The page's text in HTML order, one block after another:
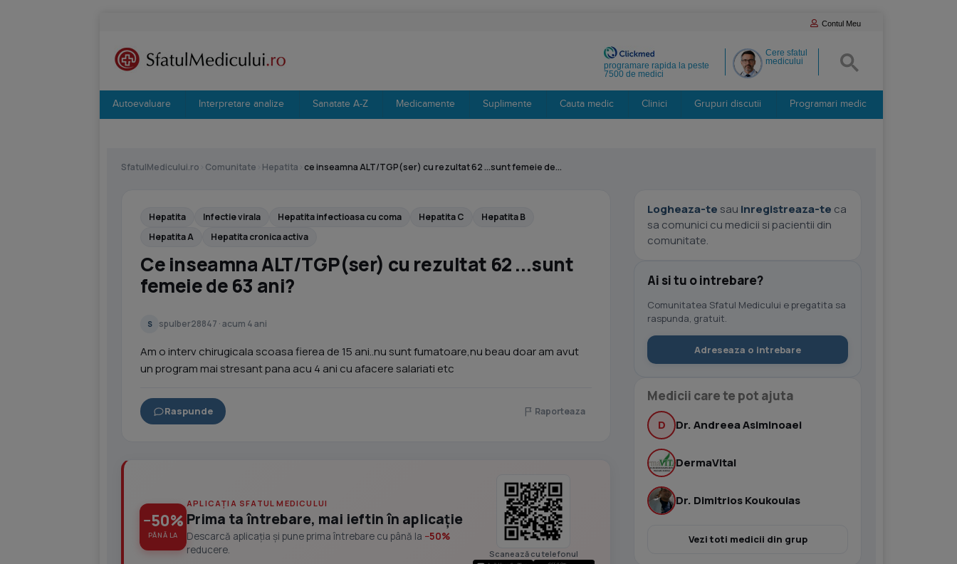
Contul Meu
Cere sfatul
medicului
programare rapida la peste
7500 de medici
Autoevaluare Interpretare analize Sanatate A-Z Medicamente Suplimente Cauta medic Clinici Grupuri discutii Programari medic
SfatulMedicului.ro Comunitate Hepatita ce inseamna ALT/TGP(ser) cu rezultat 62 ...sunt femeie de...
Hepatita Infectie virala Hepatita infectioasa cu coma Hepatita C
Hepatita B
Hepatita A
Hepatita cronica activa
Ce inseamna ALT/TGP(ser) cu rezultat 62 ...sunt
femeie de 63 ani?
S spulber28847 · acum 4 ani
Am o interv chirugicala scoasa fierea de 15 ani..nu sunt fumatoare,nu beau doar am avut
un program mai stresant pana acu 4 ani cu afacere salariati etc
Raspunde Raporteaza
−50%
PÂNĂ LA
APLICAȚIA SFATUL MEDICULUI
Prima ta întrebare, mai ieftin în aplicație
Descarcă aplicația și pune prima întrebare cu până la −50%
reducere.
Scanează cu telefonul
Logheaza-te sau inregistreaza-te ca
sa comunici cu medicii si pacientii din
comunitate.
Ai si tu o intrebare?
Comunitatea Sfatul Medicului e pregatita sa
raspunda, gratuit.
Adreseaza o intrebare
Medicii care te pot ajuta
D Dr. Andreea Asiminoaei
DermaVital
Dr. Dimitrios Koukoulas
Vezi toti medicii din grup